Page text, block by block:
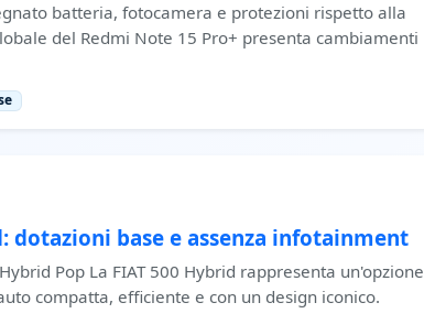
batteria, fotocamera e protezioni rispetto alla
del Redmi Note 15 Pro+ presenta cambiamenti
dotazioni base e assenza infotainment
Pop La FIAT 500 Hybrid rappresenta un'opzione
compatta, efficiente e con un design iconico.